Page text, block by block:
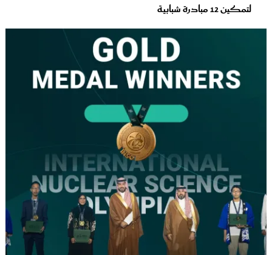
لتمكين 12 مبادرة شبابية